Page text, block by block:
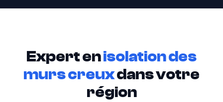
Expert enisolation des
murs creuxdans votre
région